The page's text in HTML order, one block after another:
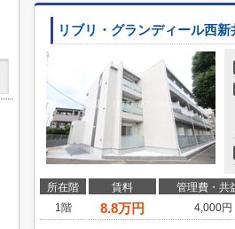
リブリ・グランディール西新
所在階 賃料 管理費・共
1階
8.8万円 4,000円